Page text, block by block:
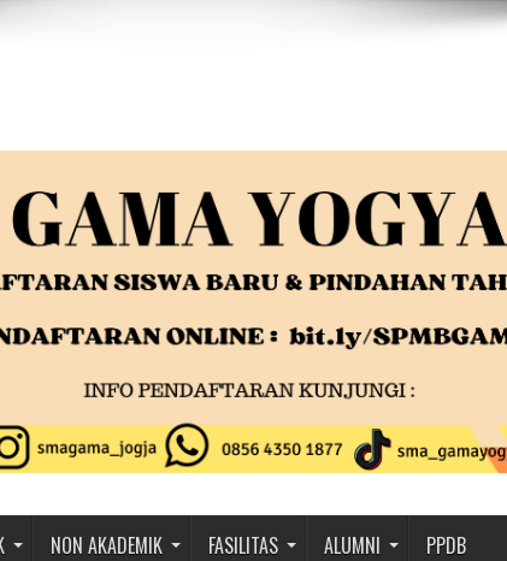
NON AKADEMIK FASILITAS ALUMNI PPDB